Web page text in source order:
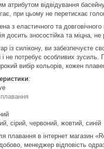
атрибутом відвідування
при цьому не перетискає
з еластичного та довговічного
досить зносостійка та міцна,
із силікону, ви забезпечуєте
не потребує особливих зусиль.
вибір кольорів, кожен
:
плавання
сірий, червоний, жовтий, синій
плавання в інтернет магазин
менеджер відповість